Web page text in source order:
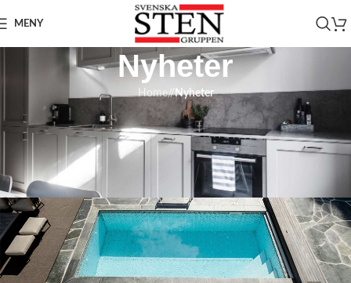
MENY
Nyheter
Home/ Nyheter
NYHETER
Skillnaden mellan Skifferhäll och
Oregelbunden Skiffer
On 25 februari 2025